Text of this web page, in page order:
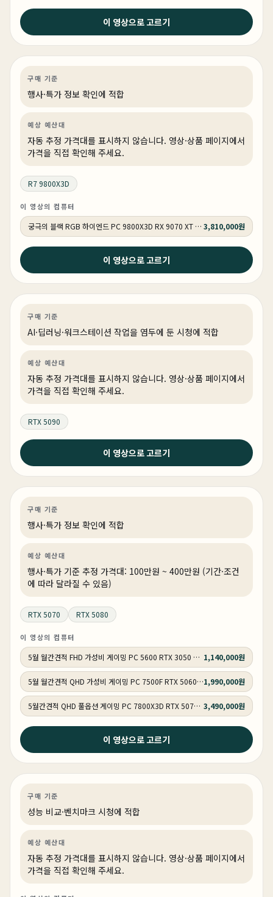
이 영상으로 고르기
2026년 5월 12일
붉은사막 QHD 풀옵션 완벽검증 ! 절대 버벅임 없는 최상
의 견적 ! 최신게임은 이게 정답입니다.
구매 기준
행사·특가 정보 확인에 적합
예상 예산대
자동 추정 가격대를 표시하지 않습니다. 영상·상품 페이지에서
가격을 직접 확인해 주세요.
R7 9800X3D
이 영상의 컴퓨터
궁극의 블랙 RGB 하이엔드 PC 9800X3D RX 9070 XT HY271 3,810,000원
이 영상으로 고르기
AI·딥러닝
2026년 5월 8일
아무나 못사는 65만원짜리 끝판대장! 그래도 메모리보다
는 싸다 ㅎ
구매 기준
AI·딥러닝·워크스테이션 작업을 염두에 둔 시청에 적합
예상 예산대
자동 추정 가격대를 표시하지 않습니다. 영상·상품 페이지에서
가격을 직접 확인해 주세요.
RTX 5090
이 영상으로 고르기
2026년 4월 30일
이 가격에 이 스펙이 된다고 ? 5월 컴퓨터 추천 정리 끝 !
(3개월만에 업로드 합니다.)
구매 기준
행사·특가 정보 확인에 적합
예상 예산대
행사·특가 기준 추정 가격대: 100만원 ~ 400만원 (기간·조건
에 따라 달라질 수 있음)
RTX 5070 RTX 5080
이 영상의 컴퓨터
5월 월간견적 FHD 가성비 게이밍 PC 5600 RTX 3050 GY505 1,140,000원
5월 월간견적 QHD 가성비 게이밍 PC 7500F RTX 5060 Ti GY5061,990,000원
5월간견적 QHD 풀옵션 게이밍 PC 7800X3D RTX 5070 GY507 3,490,000원
이 영상으로 고르기
영상편집·디자인
2026년 4월 20일
285K 팀킬하는 미친 성능 ! 프리미어 & 애펙 전문가용
270k 컴퓨터 추천 !
구매 기준
성능 비교·벤치마크 시청에 적합
예상 예산대
자동 추정 가격대를 표시하지 않습니다. 영상·상품 페이지에서
가격을 직접 확인해 주세요.